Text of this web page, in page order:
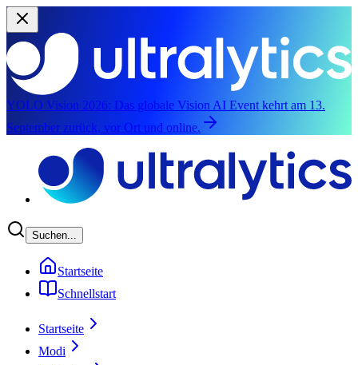
YOLO Vision 2026: Das globale Vision AI Event kehrt am 13.
September zurück, vor Ort und online.
Suchen...
Startseite
Schnellstart
Startseite
Modi